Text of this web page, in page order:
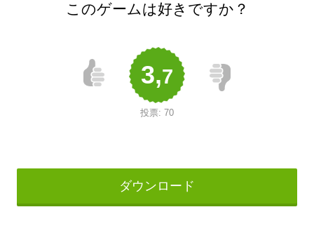
このゲームは好きですか？
3,7
投票: 70
ダウンロード